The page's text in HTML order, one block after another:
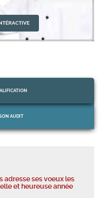
AUDIT
adresse ses voeux les
adresse ses voeux les
et heureuse année